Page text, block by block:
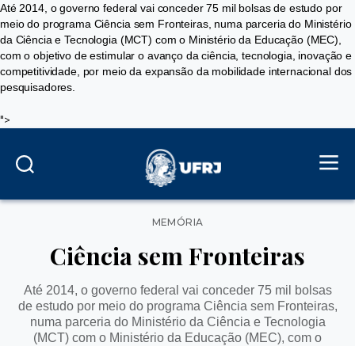
Até 2014, o governo federal vai conceder 75 mil bolsas de estudo por
meio do programa Ciência sem Fronteiras, numa parceria do Ministério
da Ciência e Tecnologia (MCT) com o Ministério da Educação (MEC),
com o objetivo de estimular o avanço da ciência, tecnologia, inovação e
competitividade, por meio da expansão da mobilidade internacional dos
pesquisadores.
">
Categorias
MEMÓRIA
Ciência sem Fronteiras
Até 2014, o governo federal vai conceder 75 mil bolsas
de estudo por meio do programa Ciência sem Fronteiras,
numa parceria do Ministério da Ciência e Tecnologia
(MCT) com o Ministério da Educação (MEC), com o